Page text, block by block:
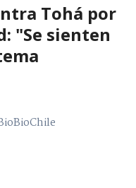
Tohá por
"Se sienten